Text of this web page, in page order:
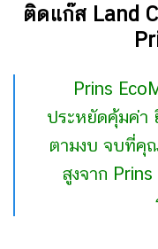
ติดแก๊ส Land
Prins
ประหยัดคุ้มค่า
ตามงบ จบที่คุ
สูงจาก